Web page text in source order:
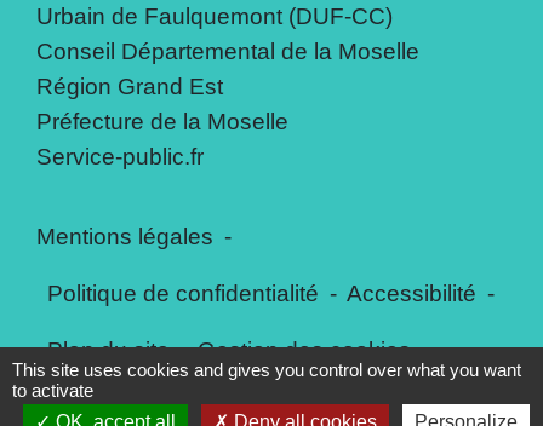
Urbain de Faulquemont (DUF-CC)
Conseil Départemental de la Moselle
Région Grand Est
Préfecture de la Moselle
Service-public.fr
Mentions légales -
Politique de confidentialité - Accessibilité -
Plan du site - Gestion des cookies
This site uses cookies and gives you control over what you want
to activate
OK, accept all
Deny all cookies Personalize